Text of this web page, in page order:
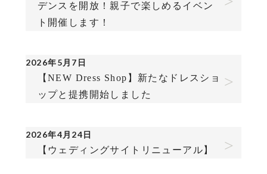
デンスを開放！親子で楽しめるイベン
ト開催します！
2026年5月7日
【NEW Dress Shop】新たなドレスショ
ップと提携開始しました
2026年4月24日
【ウェディングサイトリニューアル】